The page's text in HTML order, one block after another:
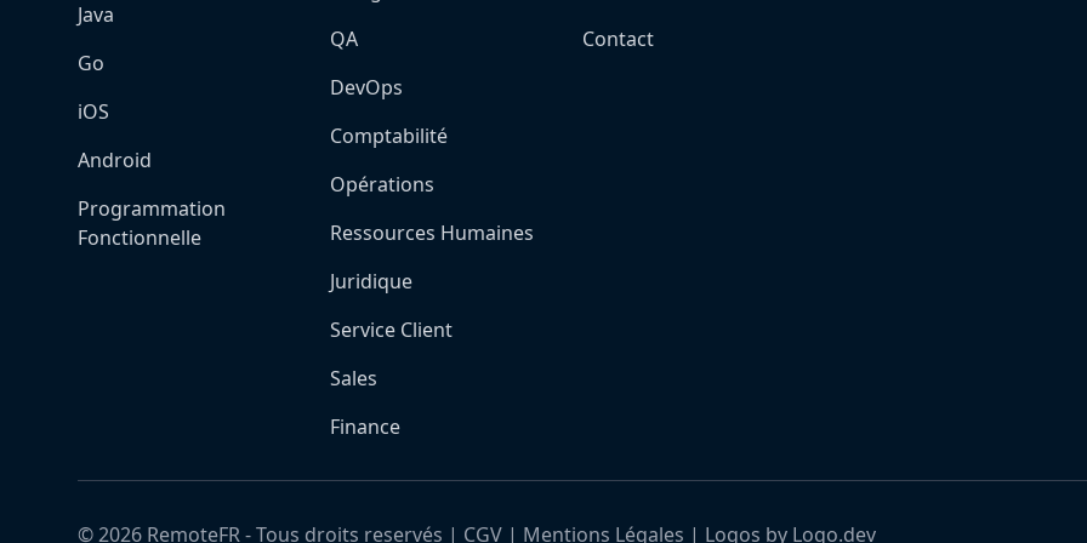
Java
Go
iOS
Android
Programmation
Fonctionnelle
QA
DevOps
Comptabilité
Opérations
Ressources Humaines
Juridique
Service Client
Sales
Finance
Contact
©2026 RemoteFR - Tous droits reservés | CGV | Mentions Légales | Logos by Logo.dev